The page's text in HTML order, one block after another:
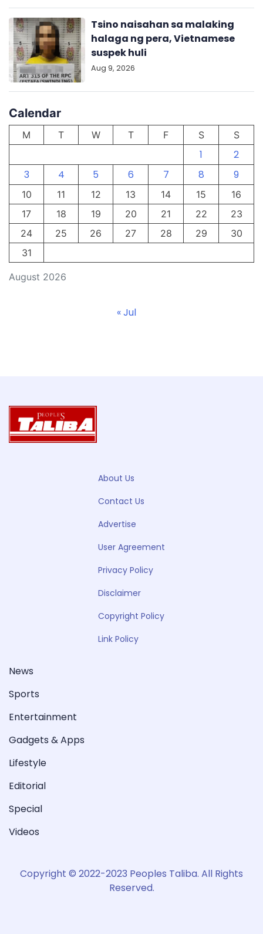
Tsino naisahan sa malaking
halaga ng pera, Vietnamese
suspek huli
Aug 9, 2026
Calendar
August 2026
M T W T F S S
1
2
3
4 5 6 7 8 9
10 11 12 13 14 15
16
17
18 19 20 21 22
23
24
25 26 27 28 29
30
31
« Jul
About Us
Contact Us
Advertise
User Agreement
Privacy Policy
Disclaimer
Copyright Policy
Link Policy
News
Sports
Entertainment
Gadgets & Apps
Lifestyle
Editorial
Special
Videos
Copyright © 2022-2023 Peoples Taliba. All Rights
Reserved.